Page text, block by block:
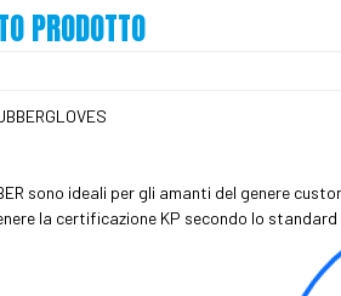
PRODOTTO
sono ideali per gli amanti del genere
la certificazione KP secondo lo standard